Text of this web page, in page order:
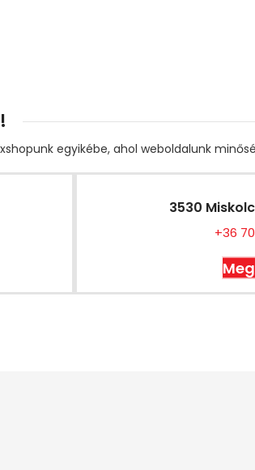
egyikébe, ahol weboldalunk
3530
+36